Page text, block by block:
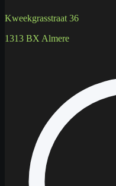
Kweekgrasstraat 36
1313 BX Almere